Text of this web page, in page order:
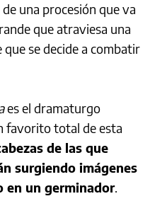
una procesión que va
que atraviesa una
se decide a combatir
es el dramaturgo
favorito total de esta
de las que
surgiendo imágenes
en un germinador.